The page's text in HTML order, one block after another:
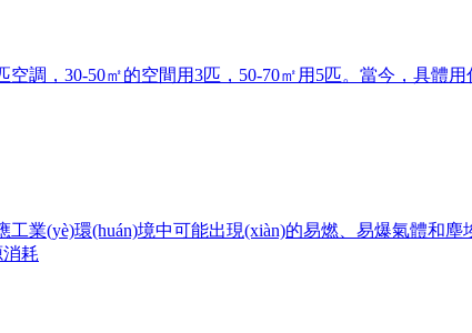
，30-50㎡的空間用3匹，50-70㎡用5匹。當今，
工業(yè)環(huán)境中可能出現(xiàn)的易燃、易爆氣體和塵
消耗